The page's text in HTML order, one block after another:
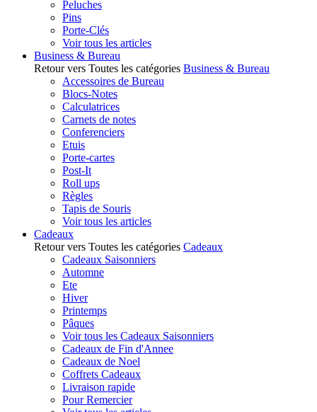
Peluches
Pins
Porte-Clés
Voir tous les articles
Business & Bureau
Retour vers Toutes les catégories Business & Bureau
Accessoires de Bureau
Blocs-Notes
Calculatrices
Carnets de notes
Conferenciers
Etuis
Porte-cartes
Post-It
Roll ups
Règles
Tapis de Souris
Voir tous les articles
Cadeaux
Retour vers Toutes les catégories Cadeaux
Cadeaux Saisonniers
Automne
Ete
Hiver
Printemps
Pâques
Voir tous les Cadeaux Saisonniers
Cadeaux de Fin d'Annee
Cadeaux de Noel
Coffrets Cadeaux
Livraison rapide
Pour Remercier